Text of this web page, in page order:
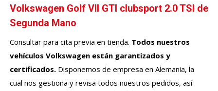
Volkswagen Golf VII GTI clubsport 2.0 TSI de
Segunda Mano
Consultar para cita previa en tienda. Todos nuestros
vehículos Volkswagen están garantizados y
certificados. Disponemos de empresa en Alemania, la
cual nos gestiona y revisa todos nuestros pedidos, así